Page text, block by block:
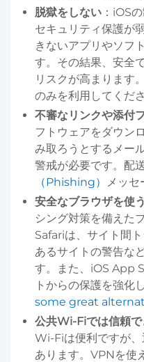
脱獄をしない ：iOS
セキュリティ保護が
きないアプリやソフ
す。その結果、安全
リスクが高まります
のみを利用してくださ
不審なリンクや添付
フトウェアをダウン
み取ろうとするメー
警戒が必要です。配
（Phishing）
メッセ
安全なブラウザを使う
シング対策を備えた
Safariは、サイト間
あるサイトの警告な
す。また、iOS App
トからの保護を強化
some great
公共Wi-Fiでは信頼
Wi-Fiは便利ですが
あります。VPNを使